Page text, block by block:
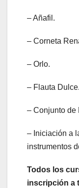
– Añafil.
– Corneta
– Orlo.
– Flauta Dulce.
– Conjunto de
– Iniciación a
instrumentos
Todos los
inscripción a